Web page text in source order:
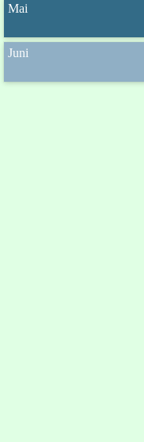
Mai
Juni